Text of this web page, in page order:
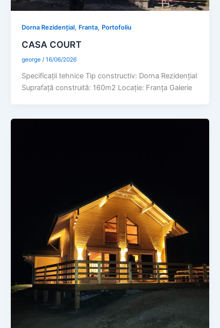
Dorna Rezidențial, Franta, Portofoliu
CASA COURT
george/16/06/2026
Specificaţii tehnice Tip constructiv: Dorna Rezidențial
Suprafaţă construită: 160m2 Locație: Franța Galerie